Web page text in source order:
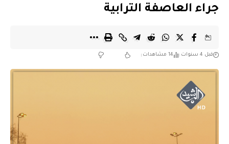
جراء العاصفة الترابية
قبل 4 سنوات 14 مشاهدات